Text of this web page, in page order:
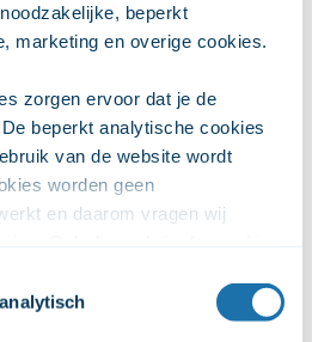
beperkt
marketing en overige cookies.
zorgen ervoor dat je de
beperkt analytische cookies
van de website wordt
worden geen
en daarom vragen wij
worden gebruikt
gebruikers te volgen, zodat
Cellen kunnen meer glucose
de bloedsuikerspiegel tot
Insuline wordt altijd per
type I diabetes wordt alleen
andere middelen [2]. Als
daling van de
Klachten hierbij
hartkloppingen en wazig